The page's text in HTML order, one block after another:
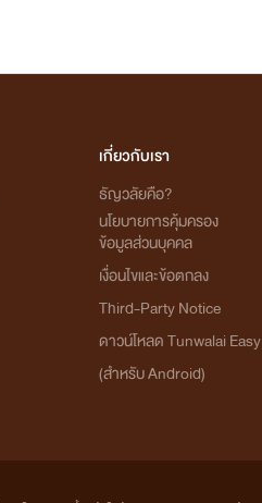
เกี่ยวกับเรา
ธัญวลัยคือ?
นโยบายการคุ้มครอง
ข้อมูลส่วนบุคคล
เงื่อนไขและข้อตกลง
Third-Party Notice
ดาวน์โหลด Tunwalai Easy
(สำหรับ Android)